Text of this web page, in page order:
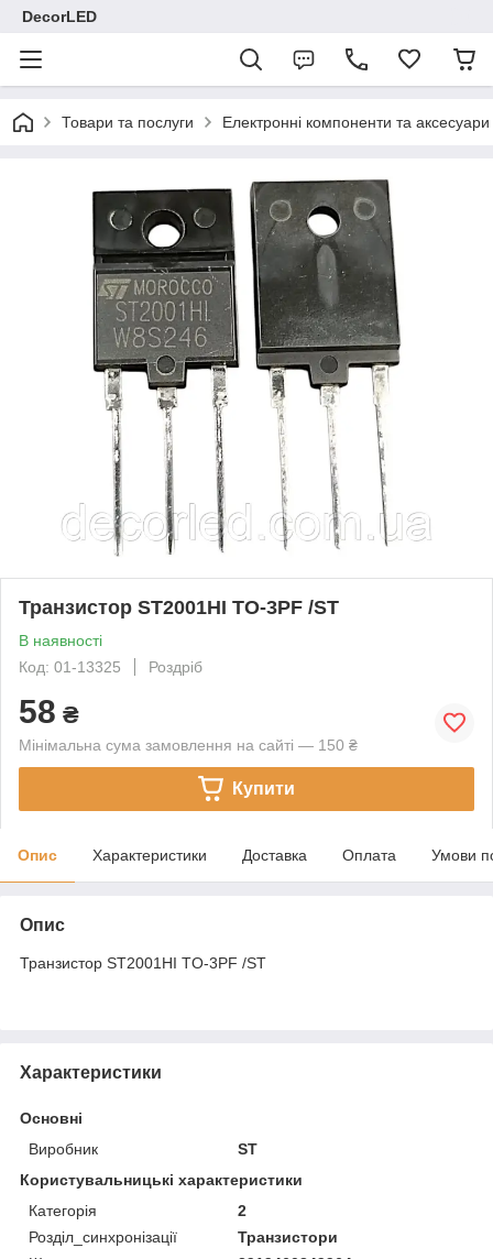
DecorLED
Товари та послуги Електронні компоненти та аксесуари
Транзистор ST2001HI TO-3PF /ST
В наявності
Код: 01-13325
Роздріб
58 ₴
Мінімальна сума замовлення на сайті — 150 ₴
Купити
Опис Характеристики Доставка Оплата Умови
Опис
Транзистор ST2001HI TO-3PF /ST
Характеристики
Основні
Виробник
ST
Користувальницькі характеристики
Категорія
2
Розділ_синхронізації
Транзистори